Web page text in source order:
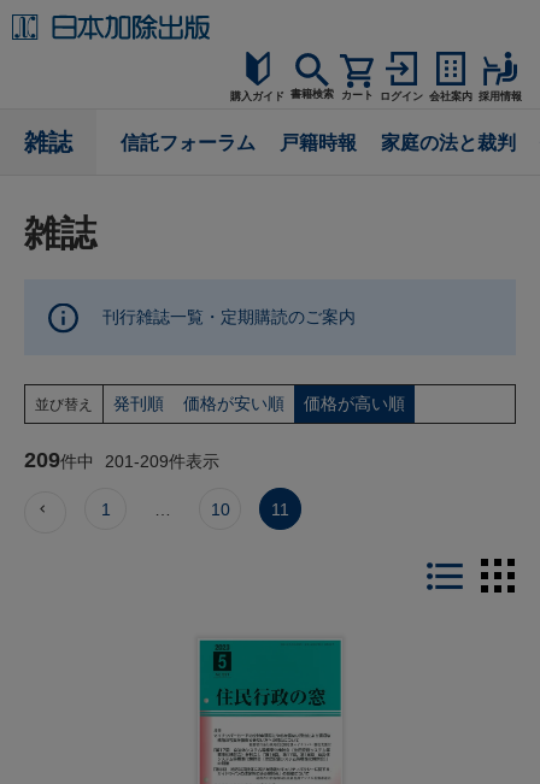
購入ガイド
購入ガイド
書籍検索 カート ログイン 会社案内 採用情報
雑誌 信託フォーラム 戸籍時報 家庭の法と裁判
雑誌
刊行雑誌一覧・定期購読のご案内
並び替え 発刊順 価格が安い順 価格が高い順
209件中 201-209件表示
1 10 11
LIST